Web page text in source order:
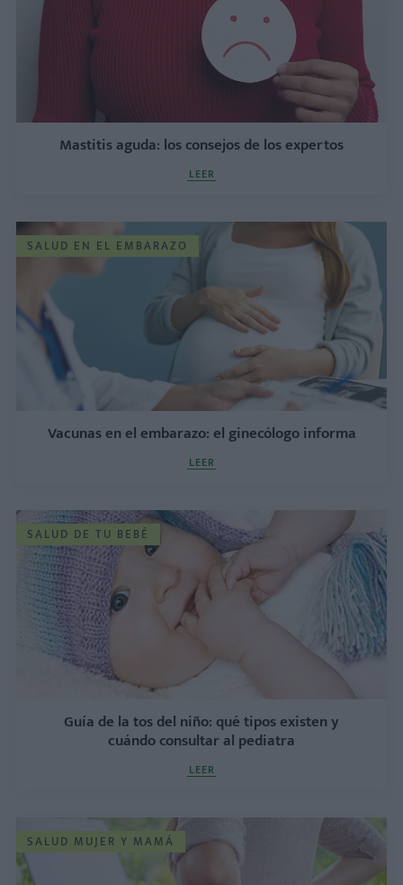
Mastitis aguda: los consejos de los expertos
LEER
SALUD EN EL EMBARAZO
Vacunas en el embarazo: el ginecólogo informa
LEER
SALUD DE TU BEBÉ
Guía de la tos del niño: qué tipos existen y
cuándo consultar al pediatra
LEER
SALUD MUJER Y MAMÁ